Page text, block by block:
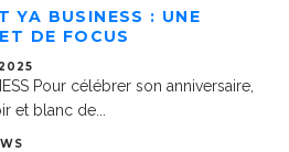
YA BUSINESS : UNE
DE FOCUS
Pour célébrer son anniversaire,
et blanc de